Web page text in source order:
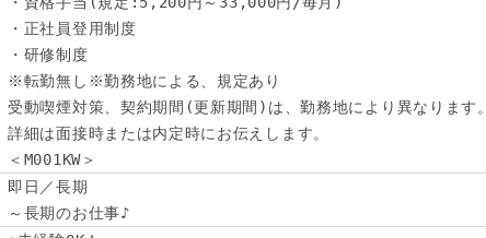
・正社員登用制度
・研修制度
※転勤無し※勤務地による、規定あり
受動喫煙対策、契約期間(更新期間)は、勤務地により異なります。
詳細は面接時または内定時にお伝えします。
＜M001KW＞
即日／長期
～長期のお仕事♪